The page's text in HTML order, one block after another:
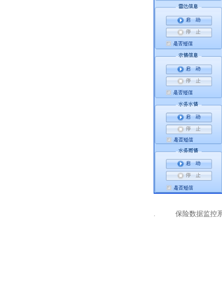
. 保险数据监控